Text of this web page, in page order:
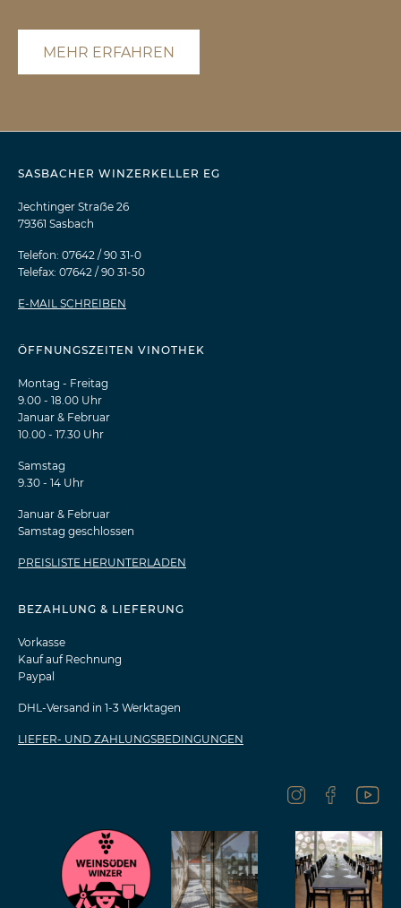
MEHR ERFAHREN
SASBACHER WINZERKELLER EG
Jechtinger Straẞe 26
79361 Sasbach
Telefon: 07642 / 90 31-0
Telefax: 07642 / 90 31-50
E-MAIL SCHREIBEN
ÖFFNUNGSZEITEN VINOTHEK
Montag - Freitag
9.00 - 18.00 Uhr
Januar & Februar
10.00 - 17.30 Uhr
Samstag
9.30 - 14 Uhr
Januar & Februar
Samstag geschlossen
PREISLISTE HERUNTERLADEN
BEZAHLUNG & LIEFERUNG
Vorkasse
Kauf auf Rechnung
Paypal
DHL-Versand in 1-3 Werktagen
LIEFER- UND ZAHLUNGSBEDINGUNGEN